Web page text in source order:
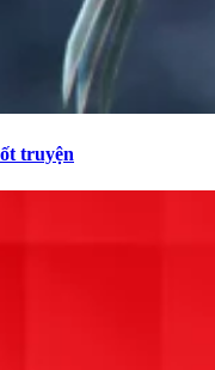
truyện